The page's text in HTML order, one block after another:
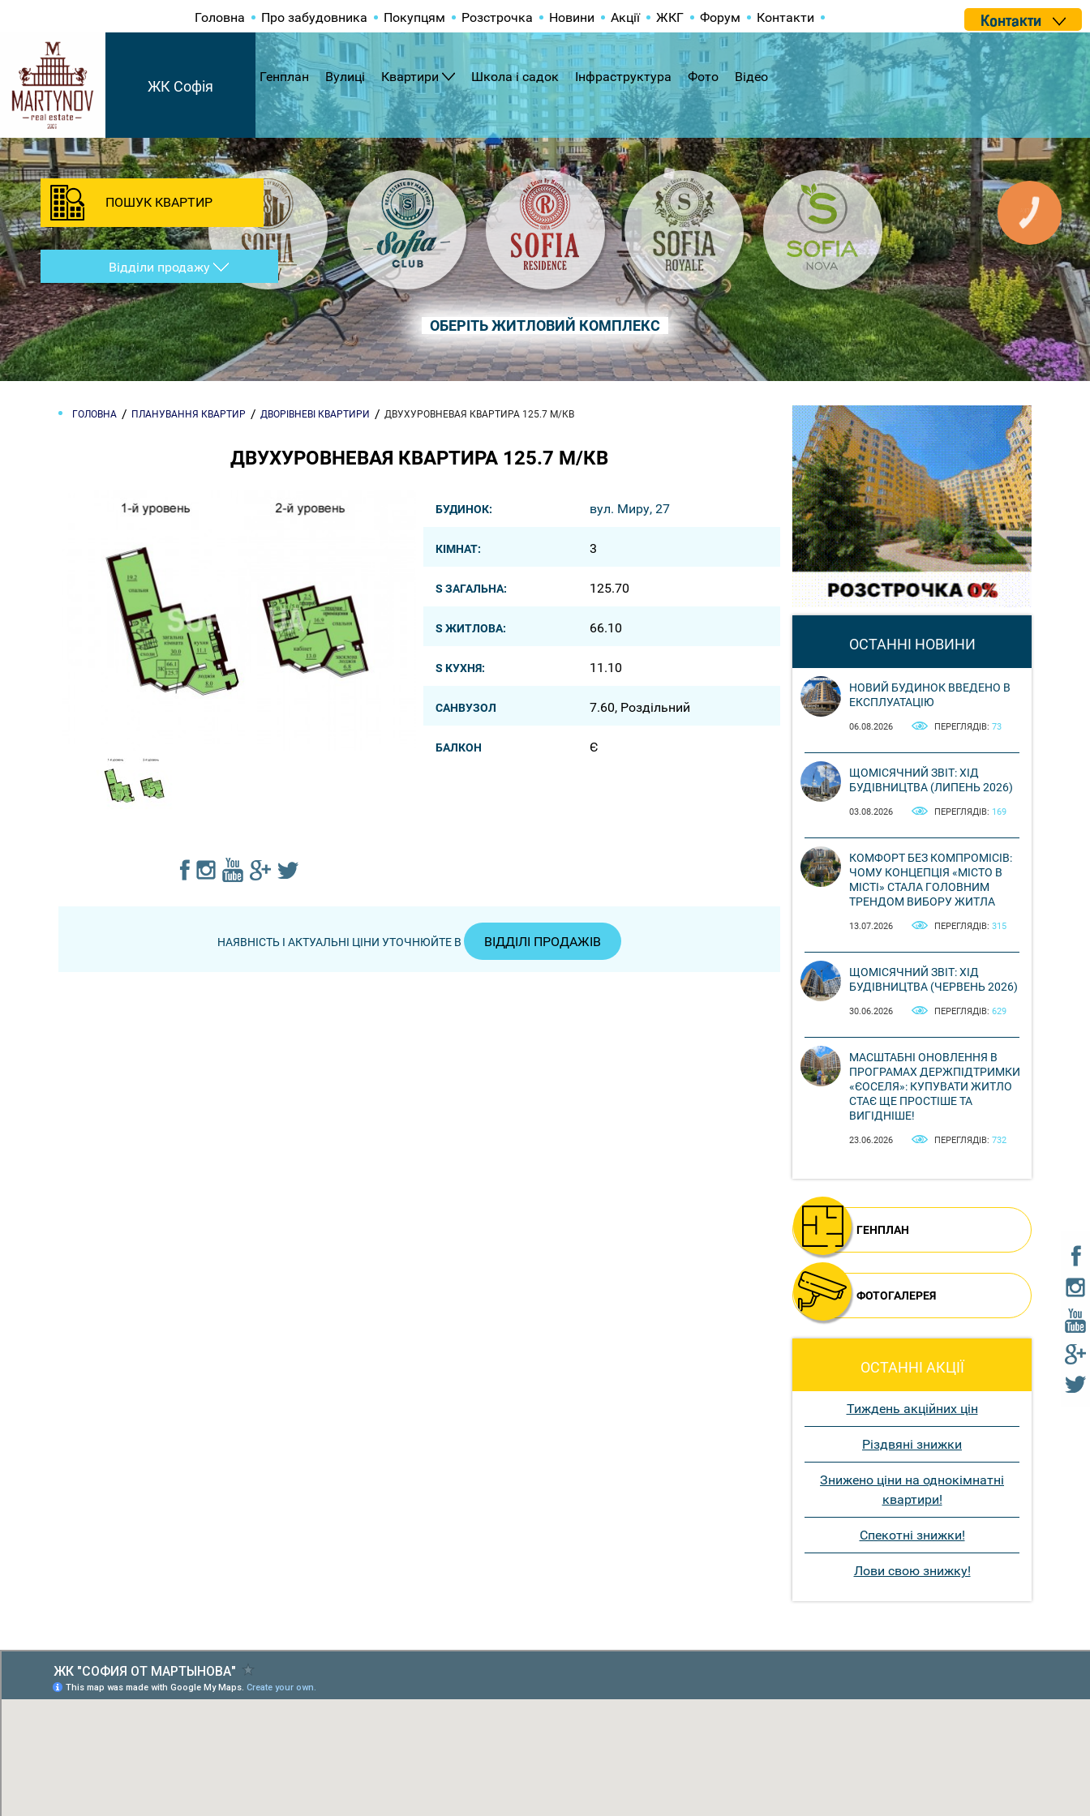
ОБЕРІТЬ ЖИТЛОВИЙ КОМПЛЕКС
Головна Про забудовника Покупцям Розстрочка Новини Акції ЖКГ Форум Контакти Контакти
ЖК Софія
Генплан Вулиці Квартири Школа і садок Інфраструктура Фото Відео
ПОШУК КВАРТИР
Відділи продажу
ГОЛОВНА ПЛАНУВАННЯ КВАРТИР ДВОРІВНЕВІ КВАРТИРИ ДВУХУРОВНЕВАЯ КВАРТИРА 125.7 М/КВ
ДВУХУРОВНЕВАЯ КВАРТИРА 125.7 М/КВ
БУДИНОК: вул. Миру, 27
КІМНАТ: 3
S ЗАГАЛЬНА: 125.70
S ЖИТЛОВА: 66.10
S КУХНЯ: 11.10
САНВУЗОЛ 7.60, Роздільний
БАЛКОН Є
НАЯВНІСТЬ І АКТУАЛЬНІ ЦІНИ УТОЧНЮЙТЕ В ВІДДІЛІ ПРОДАЖІВ
ОСТАННІ НОВИНИ
НОВИЙ БУДИНОК ВВЕДЕНО В
ЕКСПЛУАТАЦІЮ
06.08.2026 ПЕРЕГЛЯДІВ: 73
ЩОМІСЯЧНИЙ ЗВІТ: ХІД
БУДІВНИЦТВА (ЛИПЕНЬ 2026)
03.08.2026 ПЕРЕГЛЯДІВ: 169
КОМФОРТ БЕЗ КОМПРОМІСІВ:
ЧОМУ КОНЦЕПЦІЯ «МІСТО В
МІСТІ» СТАЛА ГОЛОВНИМ
ТРЕНДОМ ВИБОРУ ЖИТЛА
13.07.2026 ПЕРЕГЛЯДІВ: 315
ЩОМІСЯЧНИЙ ЗВІТ: ХІД
БУДІВНИЦТВА (ЧЕРВЕНЬ 2026)
30.06.2026 ПЕРЕГЛЯДІВ: 629
МАСШТАБНІ ОНОВЛЕННЯ В
ПРОГРАМАХ ДЕРЖПІДТРИМКИ
«ЄОСЕЛЯ»: КУПУВАТИ ЖИТЛО
СТАЄ ЩЕ ПРОСТІШЕ ТА
ВИГІДНІШЕ!
23.06.2026 ПЕРЕГЛЯДІВ: 732
ГЕНПЛАН
ФОТОГАЛЕРЕЯ
ОСТАННІ АКЦІЇ
Тиждень акційних цін
Різдвяні знижки
Знижено ціни на однокімнатні
квартири!
Спекотні знижки!
Лови свою знижку!